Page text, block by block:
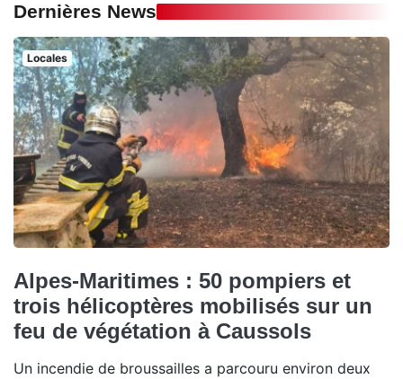
Dernières News
Locales
Alpes-Maritimes : 50 pompiers et
trois hélicoptères mobilisés sur un
feu de végétation à Caussols
Un incendie de broussailles a parcouru environ deux